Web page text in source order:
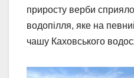
приросту верби
водопілля, яке на
чашу Каховського